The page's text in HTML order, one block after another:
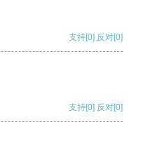
支持[0] 反对[0]
支持[0] 反对[0]